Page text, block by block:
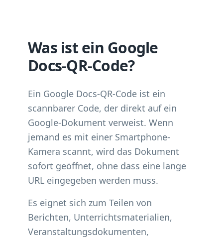
Was ist ein Google
Docs-QR-Code?
Ein Google Docs-QR-Code ist ein
scannbarer Code, der direkt auf ein
Google-Dokument verweist. Wenn
jemand es mit einer Smartphone-
Kamera scannt, wird das Dokument
sofort geöffnet, ohne dass eine lange
URL eingegeben werden muss.
Es eignet sich zum Teilen von
Berichten, Unterrichtsmaterialien,
Veranstaltungsdokumenten,